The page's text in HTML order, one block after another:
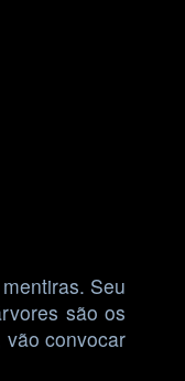
Seu
são os
convocar